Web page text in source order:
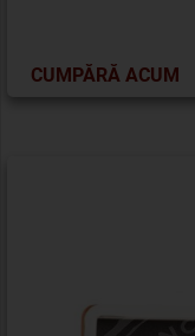
CUMPĂRĂ ACUM